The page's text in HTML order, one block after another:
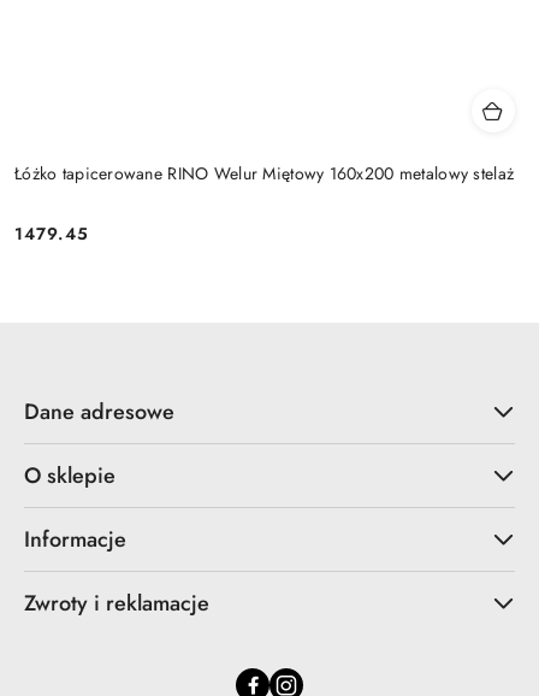
Łóżko tapicerowane RINO Welur Miętowy 160x200 metalowy stelaż
Cena:
1479.45
Dane adresowe
O sklepie
Informacje
Zwroty i reklamacje